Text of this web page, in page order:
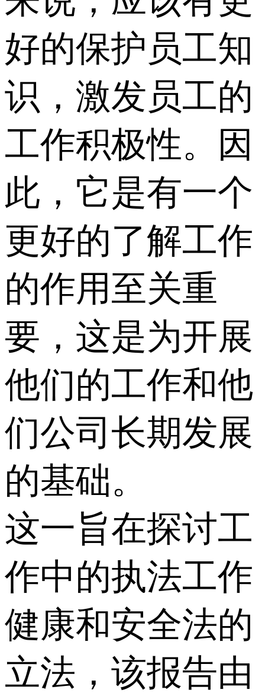
好的保护员工知
识，激发员工的
工作积极性。因
此，它是有一个
更好的了解工作
的作用至关重
要，这是为开展
他们的工作和他
们公司长期发展
的基础。
这一旨在探讨工
作中的执法工作
健康和安全法的
立法，该报告由